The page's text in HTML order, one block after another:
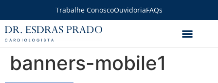
Trabalhe ConoscoOuvidoriaFAQs
banners-mobile1